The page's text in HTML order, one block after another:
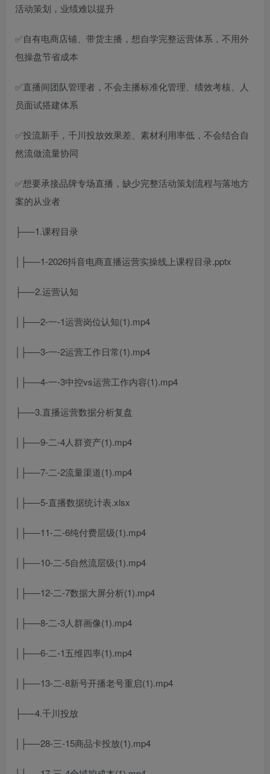
活动策划，业绩难以提升
✅自有电商店铺、带货主播，想自学完整运营体系，不用外
包操盘节省成本
✅直播间团队管理者，不会主播标准化管理、绩效考核、人
员面试搭建体系
✅投流新手，千川投放效果差、素材利用率低，不会结合自
然流做流量协同
✅想要承接品牌专场直播，缺少完整活动策划流程与落地方
案的从业者
├──1.课程目录
│├──1-2026抖音电商直播运营实操线上课程目录.pptx
├──2.运营认知
│├──2-一-1运营岗位认知(1).mp4
│├──3-一-2运营工作日常(1).mp4
│├──4-一-3中控vs运营工作内容(1).mp4
├──3.直播运营数据分析复盘
│├──9-二-4人群资产(1).mp4
│├──7-二-2流量渠道(1).mp4
│├──5-直播数据统计表.xlsx
│├──11-二-6纯付费层级(1).mp4
│├──10-二-5自然流层级(1).mp4
│├──12-二-7数据大屏分析(1).mp4
│├──8-二-3人群画像(1).mp4
│├──6-二-1五维四率(1).mp4
│├──13-二-8新号开播老号重启(1).mp4
├──4.千川投放
│├──28-三-15商品卡投放(1).mp4